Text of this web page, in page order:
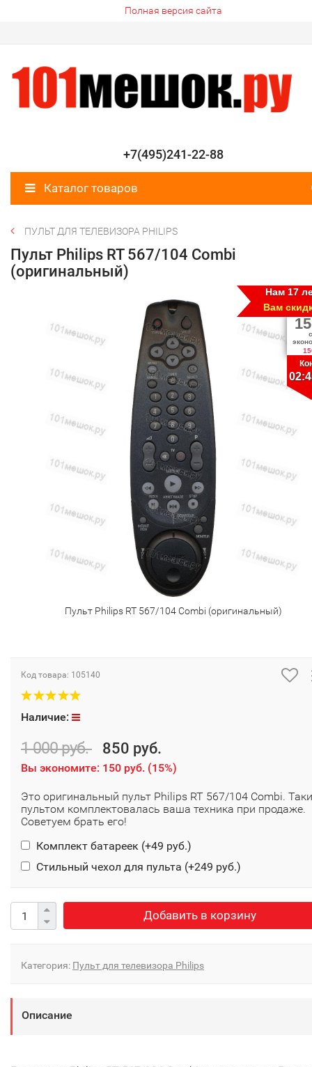
Полная версия сайта
+7(495)241-22-88
Каталог товаров
ПУЛЬТ ДЛЯ ТЕЛЕВИЗОРА PHILIPS
Пульт Philips RT 567/104 Combi
(оригинальный)
Пульт Philips RT 567/104 Combi (оригинальный)
Нам 17
Вам
15
Код товара: 105140
Наличие:
1 000 руб. 850 руб.
Вы экономите: 150 руб. (15%)
Это оригинальный пульт Philips RT 567/104 Combi.
пультом комплектовалась ваша техника при продаже.
Советуем брать его!
Комплект батареек (+49 руб.)
Стильный чехол для пульта (+249 руб.)
Добавить в корзину
Категория: Пульт для телевизора Philips
Описание